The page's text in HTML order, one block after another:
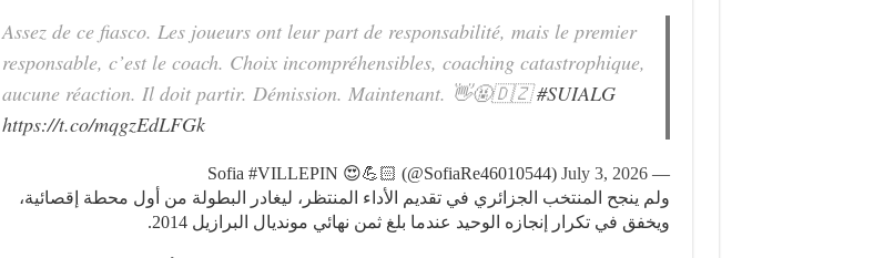
Assez de ce fiasco. Les joueurs ont leur part de responsabilité, mais le premier
responsable, c’est le coach. Choix incompréhensibles, coaching catastrophique,
aucune réaction. Il doit partir. Démission. Maintenant. 👋🤬🇩🇿#SUIALG
https://t.co/mqgzEdLFGk
— Sofia #VILLEPIN 😍💪🏻 (@SofiaRe46010544)
July 3, 2026
ولم ينجح المنتخب الجزائري في تقديم الأداء المنتظر، ليغادر البطولة من أول محطة إقصائية،
ويخفق في تكرار إنجازه الوحيد عندما بلغ ثمن نهائي مونديال البرازيل 2014.